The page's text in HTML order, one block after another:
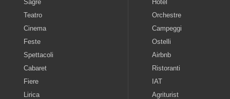
Sagre
Teatro
Cinema
Feste
Spettacoli
Cabaret
Fiere
Lirica
Hotel
Orchestre
Campeggi
Ostelli
Airbnb
Ristoranti
IAT
Agriturist